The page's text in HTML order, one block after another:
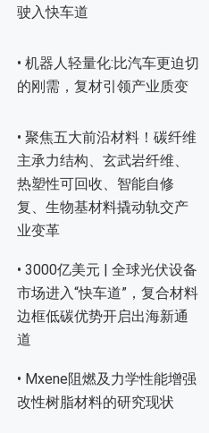
驶入快车道
• 机器人轻量化:比汽车更迫切
的刚需，复材引领产业质变
• 聚焦五大前沿材料！碳纤维
主承力结构、玄武岩纤维、
热塑性可回收、智能自修
复、生物基材料撬动轨交产
业变革
• 3000亿美元 | 全球光伏设备
市场进入“快车道”，复合材料
边框低碳优势开启出海新通
道
• Mxene阻燃及力学性能增强
改性树脂材料的研究现状